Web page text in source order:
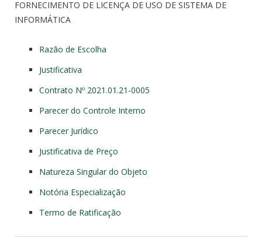
FORNECIMENTO DE LICENÇA DE USO DE SISTEMA DE
INFORMÁTICA
Razão de Escolha
Justificativa
Contrato Nº 2021.01.21-0005
Parecer do Controle Interno
Parecer Jurídico
Justificativa de Preço
Natureza Singular do Objeto
Notória Especialização
Termo de Ratificação